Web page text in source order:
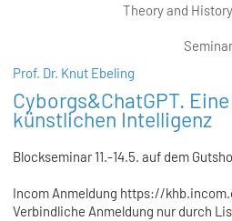
Theory and History
Seminar
Prof. Dr. Knut Ebeling
Cyborgs&ChatGPT.
künstlichen Intelligenz
Blockseminar 11.-14.5. auf dem
Incom Anmeldung https://
Verbindliche Anmeldung nur durch